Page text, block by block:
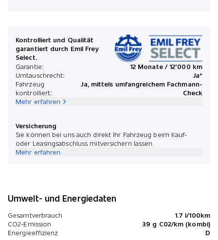
Kontrolliert und Qualität
garantiert durch Emil Frey
Select.
Garantie:
12 Monate / 12'000 km
Umtauschrecht:
Ja*
Fahrzeug
kontrolliert:
Ja, mittels umfangreichem Fachmann-
Check
Mehr erfahren
Versicherung
Sie können bei uns auch direkt Ihr Fahrzeug beim Kauf-
oder Leasingsabschluss mitversichern lassen.
Mehr erfahren
Umwelt- und Energiedaten
Gesamtverbrauch
1.7 l/100km
CO2-Emission
39 g C02/km (kombi)
Energieeffizienz
D